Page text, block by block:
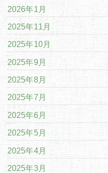
2026年1月
2025年11月
2025年10月
2025年9月
2025年8月
2025年7月
2025年6月
2025年5月
2025年4月
2025年3月